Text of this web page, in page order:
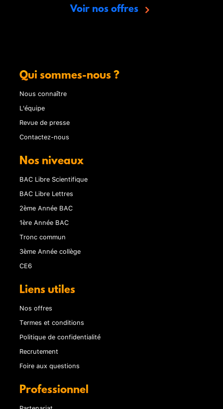
Voir nos offres
Qui sommes-nous ?
Nous connaître
L'équipe
Revue de presse
Contactez-nous
Nos niveaux
BAC Libre Scientifique
BAC Libre Lettres
2ème Année BAC
1ère Année BAC
Tronc commun
3ème Année collège
CE6
Liens utiles
Nos offres
Termes et conditions
Politique de confidentialité
Recrutement
Foire aux questions
Professionnel